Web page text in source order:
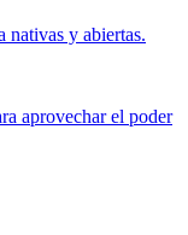
nativas y abiertas.
aprovechar el poder